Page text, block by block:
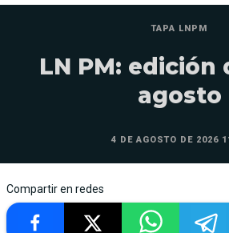
TAPA LNPM
LN PM: edición
agosto
4 DE AGOSTO DE 2026
Compartir en redes